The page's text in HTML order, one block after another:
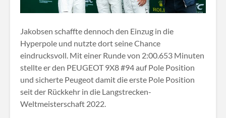
Jakobsen schaffte dennoch den Einzug in die
Hyperpole und nutzte dort seine Chance
eindrucksvoll. Mit einer Runde von 2:00.653 Minuten
stellte er den PEUGEOT 9X8 #94 auf Pole Position
und sicherte Peugeot damit die erste Pole Position
seit der Rückkehr in die Langstrecken-
Weltmeisterschaft 2022.